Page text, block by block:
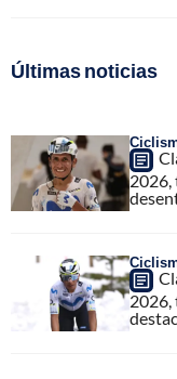
Últimas noticias
2026,
2026,